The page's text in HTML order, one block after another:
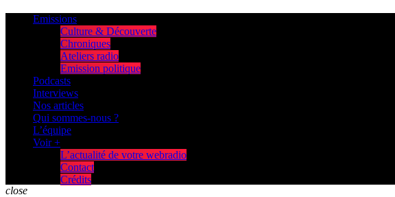
Emissions
Culture & Découverte
Chroniques
Ateliers radio
Emission politique
Podcasts
Interviews
Nos articles
Qui sommes-nous ?
L’équipe
Voir +
L’actualité de votre webradio
Contact
Crédits
close